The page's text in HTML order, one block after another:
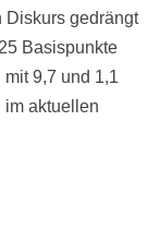
Diskurs gedrängt
Basispunkte
9,7 und 1,1
im aktuellen